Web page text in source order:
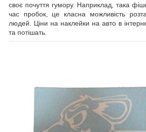
своє почуття гумору. Наприклад, така
час пробок, це класна можливість
людей. Ціни на наклейки на авто в
та потішать.